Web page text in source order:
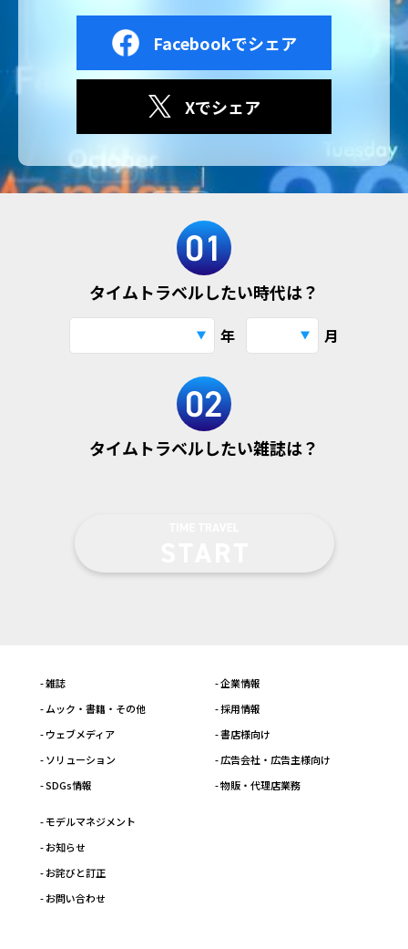
Facebookでシェア
Xでシェア
タイムトラベルしたい時代は？
年 月
タイムトラベルしたい雑誌は？
- 雑誌
- ムック・書籍・その他
- ウェブメディア
- ソリューション
- SDGs情報
- 企業情報
- 採用情報
- 書店様向け
- 広告会社・広告主様向け
- 物販・代理店業務
- モデルマネジメント
- お知らせ
- お詫びと訂正
- お問い合わせ